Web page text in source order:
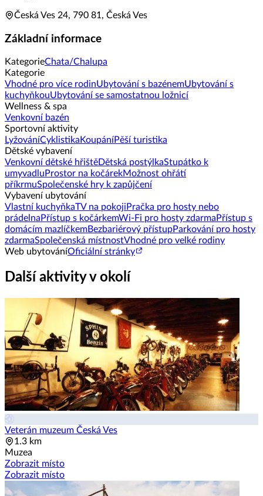
Česká Ves 24, 790 81, Česká Ves
Základní informace
KategorieChata/Chalupa
Kategorie
Vhodné pro více rodinUbytování s bazénemUbytování s
kuchyňkouUbytování se samostatnou ložnicí
Wellness & spa
Venkovní bazén
Sportovní aktivity
LyžováníCyklistika KoupáníPěší turistika
Dětské vybavení
Venkovní dětské hřištěDětská postýlkaStupátko k
umyvadlu Prostor na kočárekMožnost ohřátí
příkrmuSpolečenské hry k zapůjčení
Vybavení ubytování
Vlastní kuchyňkaTV na pokoji Pračka pro hosty nebo
prádelna Přístup s kočárkemWi-Fi pro hosty zdarma Přístup s
domácím mazlíčkemBezbariérový přístupParkování pro hosty
zdarmaSpolečenská místnostVhodné pro velké rodiny
Web ubytováníOficiální stránky
Další aktivity v okolí
Veterán muzeum Česká Ves
1.3 km
Muzea
Zobrazit místo
Zobrazit místo